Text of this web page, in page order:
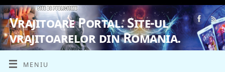
Vrajitoare Portal. Site-ul
vrajitoarelor din Romania.
VRAJITOARE, VRAJITOARELE, VRAJITOARE
MENIU